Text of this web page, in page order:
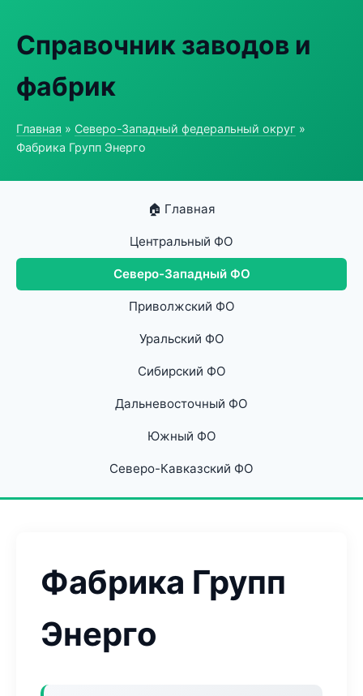
Справочник заводов и
фабрик
Главная » Северо-Западный федеральный округ »
Фабрика Групп Энерго
🏠 Главная
Центральный ФО
Северо-Западный ФО
Приволжский ФО
Уральский ФО
Сибирский ФО
Дальневосточный ФО
Южный ФО
Северо-Кавказский ФО
Фабрика Групп
Энерго